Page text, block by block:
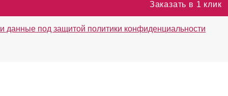
Заказать в 1 клик
данные под защитой политики конфиденциальности